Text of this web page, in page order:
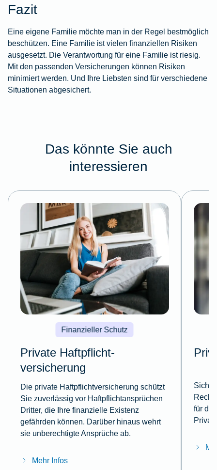
Fazit
Eine eigene Familie möchte man in der Regel bestmöglich
beschützen. Eine Familie ist vielen finanziellen Risiken
ausgesetzt. Die Verantwortung für eine Familie ist riesig.
Mit den passenden Versicherungen können Risiken
minimiert werden. Und Ihre Liebsten sind für verschiedene
Situationen abgesichert.
Das könnte Sie auch
interessieren
Finanzieller Schutz
Private Haftpflicht­
versicherung
Die private Haftpflichtversicherung schützt
Sie zuverlässig vor Haftpflichtansprüchen
Dritter, die Ihre finanzielle Existenz
gefährden können. Darüber hinaus wehrt
sie unberechtigte Ansprüche ab.
Mehr Infos
für